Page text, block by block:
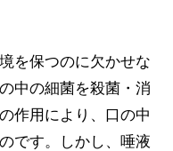
を保つのに欠かせな
中の細菌を殺菌・消
作用により、口の中
です。しかし、唾液